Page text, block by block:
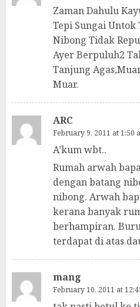
Zaman Dahulu
Tepi Sungai Untok
Nibong Tidak
Ayer Berpuluh2
Tanjung
Muar.
ARC
February 9, 2011 at 1:50
A’kum wbt..
Rumah arwah
dengan batang
nibong. Arwah
kerana banyak
berhampiran.
terdapat di atas
mang
February 10, 2011 at